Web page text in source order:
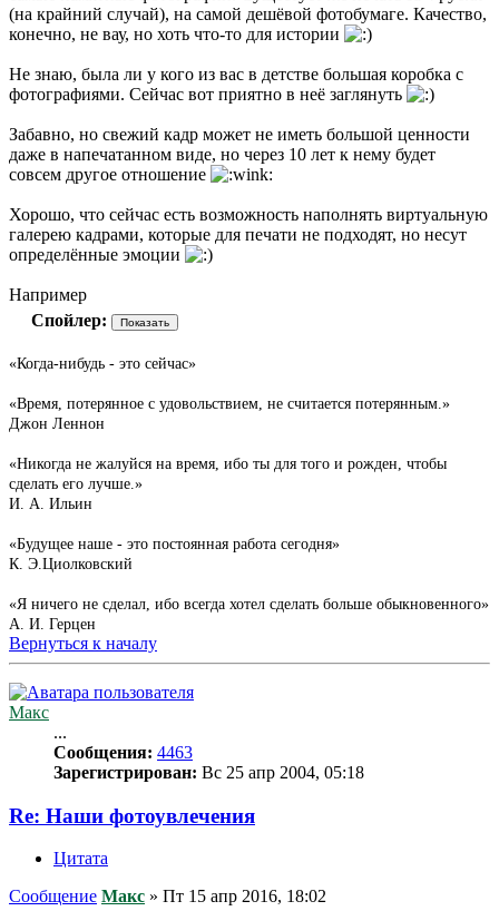
(на крайний случай), на самой дешёвой фотобумаге. Качество,
конечно, не вау, но хоть что-то для истории
Не знаю, была ли у кого из вас в детстве большая коробка с
фотографиями. Сейчас вот приятно в неё заглянуть
Забавно, но свежий кадр может не иметь большой ценности
даже в напечатанном виде, но через 10 лет к нему будет
совсем другое отношение
Хорошо, что сейчас есть возможность наполнять виртуальную
галерею кадрами, которые для печати не подходят, но несут
определённые эмоции
Например
Спойлер:
«Когда-нибудь - это сейчас»
«Время, потерянное с удовольствием, не считается потерянным.»
Джон Леннон
«Никогда не жалуйся на время, ибо ты для того и рожден, чтобы
сделать его лучше.»
И. А. Ильин
«Будущее наше - это постоянная работа сегодня»
К. Э.Циолковский
«Я ничего не сделал, ибо всегда хотел сделать больше обыкновенного»
А. И. Герцен
Вернуться к началу
Макс
...
Сообщения: 4463
Зарегистрирован: Вс 25 апр 2004, 05:18
Re: Наши фотоувлечения
Цитата
Сообщение Макс » Пт 15 апр 2016, 18:02